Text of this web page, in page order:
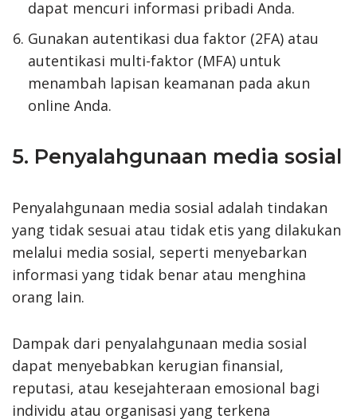
dapat mencuri informasi pribadi Anda.
Gunakan autentikasi dua faktor (2FA) atau
autentikasi multi-faktor (MFA) untuk
menambah lapisan keamanan pada akun
online Anda.
5. Penyalahgunaan media sosial
Penyalahgunaan media sosial adalah tindakan
yang tidak sesuai atau tidak etis yang dilakukan
melalui media sosial, seperti menyebarkan
informasi yang tidak benar atau menghina
orang lain.
Dampak dari penyalahgunaan media sosial
dapat menyebabkan kerugian finansial,
reputasi, atau kesejahteraan emosional bagi
individu atau organisasi yang terkena